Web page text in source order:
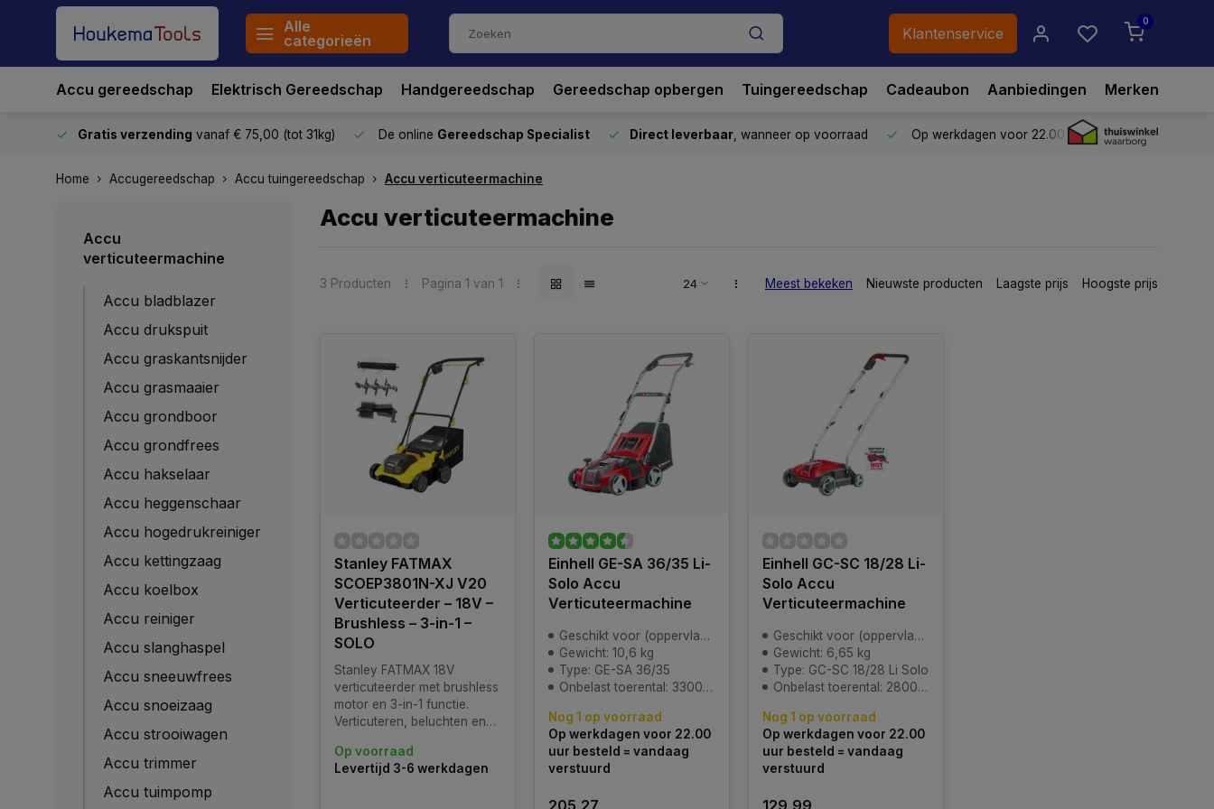
Alle
categorieën
Klantenservice
0
Accu gereedschap Elektrisch Gereedschap Handgereedschap Gereedschap opbergen Tuingereedschap Cadeaubon Aanbiedingen Merken
Gratis verzending vanaf € 75,00 (tot 31kg) De online Gereedschap Specialist Direct leverbaar , wanneer op voorraad Op werkdagen voor 22.00 uur besteld,vandaag
Home Accugereedschap Accu tuingereedschap Accu verticuteermachine
Accu
verticuteermachine
Accu bladblazer
Accu drukspuit
Accu graskantsnijder
Accu grasmaaier
Accu grondboor
Accu grondfrees
Accu hakselaar
Accu heggenschaar
Accu hogedrukreiniger
Accu kettingzaag
Accu koelbox
Accu reiniger
Accu slanghaspel
Accu sneeuwfrees
Accu snoeizaag
Accu strooiwagen
Accu trimmer
Accu tuimpomp
Accu verticuteermachine
3 Producten Pagina 1 van 1 Meest bekeken Nieuwste producten Laagste prijs Hoogste prijs
Stanley FATMAX
SCOEP3801N-XJ V20
Verticuteerder – 18V –
Brushless – 3-in-1 –
SOLO
Stanley FATMAX 18V
verticuteerder met brushless
motor en 3-in-1 functie.
Verticuteren, beluchten en
accu’s (solo geleverd).
Op voorraad
Levertijd 3-6 werkdagen
Einhell GE-SA 36/35 Li-
Solo Accu
Verticuteermachine
Geschikt voor (oppervlakte): 300 - 800 M2
Gewicht: 10,6 kg
Type: GE-SA 36/35
Onbelast toerental: 3300/min
Nog 1 op voorraad
Op werkdagen voor 22.00
uur besteld = vandaag
verstuurd
205,27
Einhell GC-SC 18/28 Li-
Solo Accu
Verticuteermachine
Geschikt voor (oppervlakte): 200 m2
Gewicht: 6,65 kg
Type: GC-SC 18/28 Li Solo
Onbelast toerental: 2800 min^-1
Nog 1 op voorraad
Op werkdagen voor 22.00
uur besteld = vandaag
verstuurd
129,99